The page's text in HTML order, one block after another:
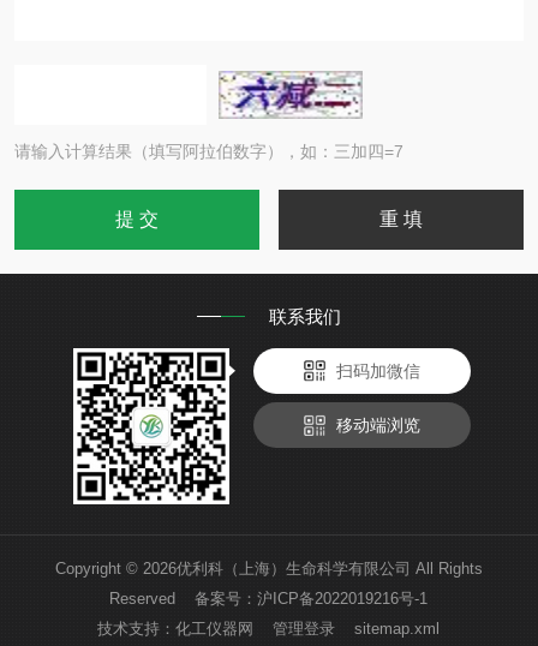
请输入计算结果（填写阿拉伯数字），如：三加四=7
联系我们
扫码加微信
移动端浏览
Copyright © 2026优利科（上海）生命科学有限公司 All Rights
Reserved 备案号：沪ICP备2022019216号-1
技术支持：化工仪器网 管理登录 sitemap.xml